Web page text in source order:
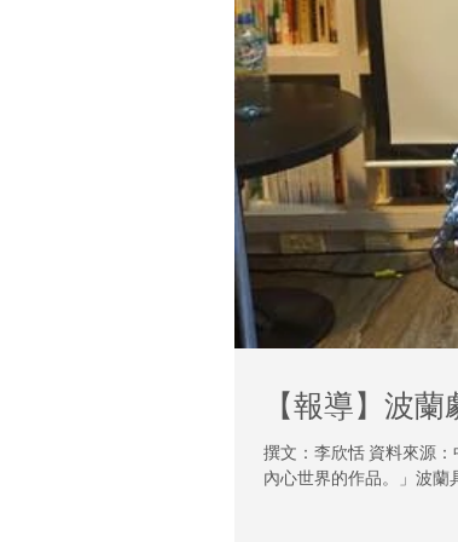
【報導】波
撰文：李欣恬 資料來源
內心世界的作品。」波蘭